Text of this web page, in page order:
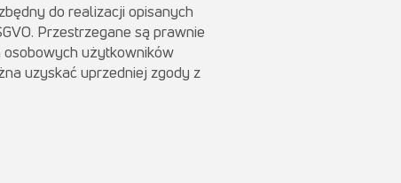
do realizacji opisanych
Przestrzegane są prawnie
osobowych użytkowników
uzyskać uprzedniej zgody z